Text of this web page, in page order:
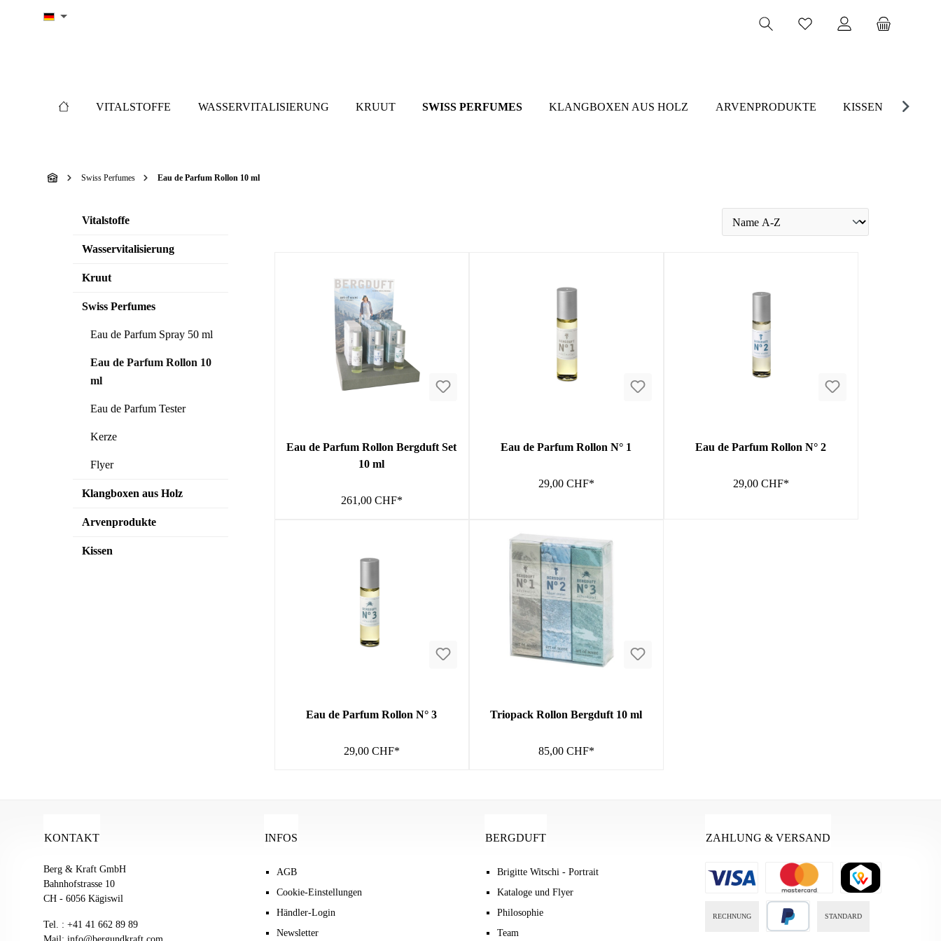
Zur Hauptnavigation springen
VITALSTOFFE WASSERVITALISIERUNG KRUUT SWISS PERFUMES KLANGBOXEN AUS HOLZ ARVENPRODUKTE KISSEN
Swiss Perfumes Eau de Parfum Rollon 10 ml
Vitalstoffe
Wasservitalisierung
Kruut
Swiss Perfumes
Eau de Parfum Spray 50 ml
Eau de Parfum Rollon 10
ml
Eau de Parfum Tester
Kerze
Flyer
Klangboxen aus Holz
Arvenprodukte
Kissen
Eau de Parfum Rollon Bergduft Set
10 ml
261,00 CHF*
In den Warenkorb
Eau de Parfum Rollon N° 1
29,00 CHF*
Eau de Parfum Rollon N° 2
29,00 CHF*
Eau de Parfum Rollon N° 3
29,00 CHF*
In den Warenkorb
Triopack Rollon Bergduft 10 ml
85,00 CHF*
In den Warenkorb
KONTAKT
Berg & Kraft GmbH
Bahnhofstrasse 10
CH - 6056 Kägiswil
Tel. : +41 41 662 89 89
INFOS
AGB
Cookie-Einstellungen
Händler-Login
Newsletter
BERGDUFT
Brigitte Witschi - Portrait
Kataloge und Flyer
Philosophie
Team
ZAHLUNG & VERSAND
RECHNUNG STANDARD